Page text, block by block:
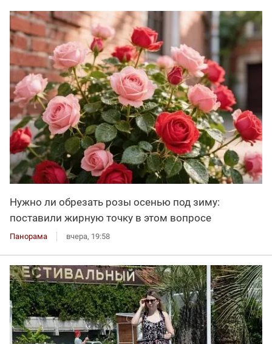
Нужно ли обрезать розы осенью под зиму:
поставили жирную точку в этом вопросе
Панорама вчера, 19:58